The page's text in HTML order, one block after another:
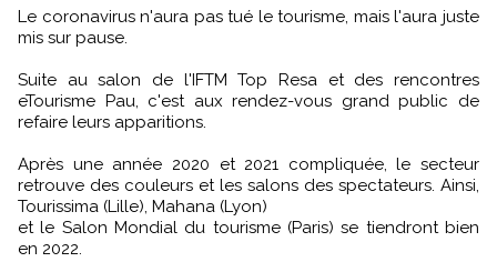
Le coronavirus n'aura pas tué le tourisme, mais l'aura juste
mis sur pause.
Suite au salon de l'IFTM Top Resa et des rencontres
eTourisme Pau, c'est aux rendez-vous grand public de
refaire leurs apparitions.
Après une année 2020 et 2021 compliquée, le secteur
retrouve des couleurs et les salons des spectateurs. Ainsi,
Tourissima (Lille), Mahana (Lyon)
et le Salon Mondial du tourisme (Paris) se tiendront bien
en 2022.